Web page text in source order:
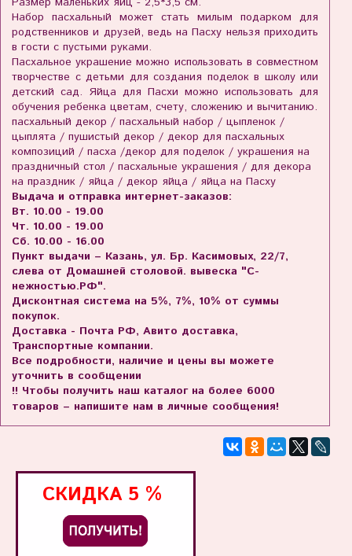
Набор пасхальный может стать милым подарком для
родственников и друзей, ведь на Пасху нельзя приходить
в гости с пустыми руками.
Пасхальное украшение можно использовать в совместном
творчестве с детьми для создания поделок в школу или
детский сад. Яйца для Пасхи можно использовать для
обучения ребенка цветам, счету, сложению и вычитанию.
пасхальный декор / пасхальный набор / цыпленок /
цыплята / пушистый декор / декор для пасхальных
композиций / пасха /декор для поделок / украшения на
праздничный стол / пасхальные украшения / для декора
на праздник / яйца / декор яйца / яйца на Пасху
Выдача и отправка интернет-заказов:
Вт. 10.00 - 19.00
Чт. 10.00 - 19.00
Сб. 10.00 - 16.00
Пункт выдачи – Казань, ул. Бр. Касимовых, 22/7,
слева от Домашней столовой. вывеска "С-
нежностью.РФ".
Дисконтная система на 5%, 7%, 10% от суммы
покупок.
Доставка - Почта РФ, Авито доставка,
Транспортные компании.
Все подробности, наличие и цены вы можете
уточнить в сообщении
!! Чтобы получить наш каталог на более 6000
товаров – напишите нам в личные сообщения!
СКИДКА 5 %